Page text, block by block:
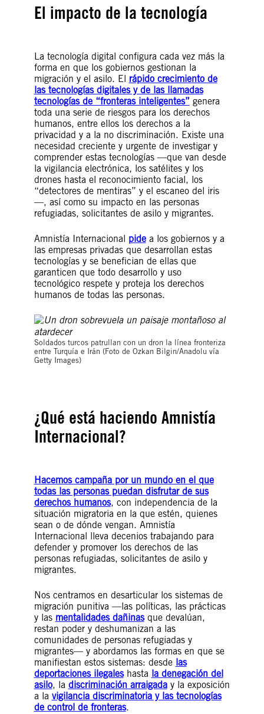
El impacto de la tecnología
La tecnología digital configura cada vez más la
forma en que los gobiernos gestionan la
migración y el asilo. El rápido crecimiento de
las tecnologías digitales y de las llamadas
tecnologías de “fronteras inteligentes” genera
toda una serie de riesgos para los derechos
humanos, entre ellos los derechos a la
privacidad y a la no discriminación. Existe una
necesidad creciente y urgente de investigar y
comprender estas tecnologías —que van desde
la vigilancia electrónica, los satélites y los
drones hasta el reconocimiento facial, los
“detectores de mentiras” y el escaneo del iris
—, así como su impacto en las personas
refugiadas, solicitantes de asilo y migrantes.
Amnistía Internacional pidea los gobiernos y a
las empresas privadas que desarrollan estas
tecnologías y se benefician de ellas que
garanticen que todo desarrollo y uso
tecnológico respete y proteja los derechos
humanos de todas las personas.
Soldados turcos patrullan con un dron la línea fronteriza
entre Turquía e Irán (Foto de Ozkan Bilgin/Anadolu vía
Getty Images)
¿Qué está haciendo Amnistía
Internacional?
Hacemos campaña por un mundo en el que
todas las personas puedan disfrutar de sus
derechos humanos, con independencia de la
situación migratoria en la que estén, quienes
sean o de dónde vengan. Amnistía
Internacional lleva decenios trabajando para
defender y promover los derechos de las
personas refugiadas, solicitantes de asilo y
migrantes.
Nos centramos en desarticular los sistemas de
migración punitiva —las políticas, las prácticas
y las mentalidades dañinasque devalúan,
restan poder y deshumanizan a las
comunidades de personas refugiadas y
migrantes— y abordamos las formas en que se
manifiestan estos sistemas: desde las
deportaciones ilegaleshasta la denegación del
asilo, la discriminación arraigaday la exposición
a la vigilancia discriminatoria y las tecnologías
de control de fronteras.